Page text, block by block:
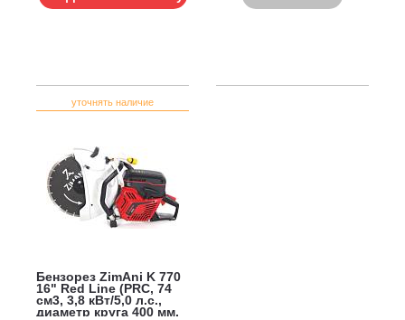
уточнять наличие
Бензорез ZimAni K 770
16" Red Line (PRC, 74
см3, 3,8 кВт/5,0 л.с.,
диаметр круга 400 мм,